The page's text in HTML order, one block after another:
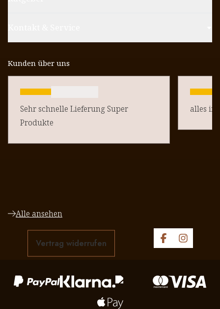
Kunden über uns
Sehr schnelle Lieferung Super
Produkte
alles in
Alle ansehen
Vertrag widerrufen